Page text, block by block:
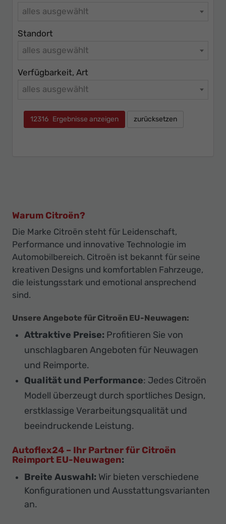
alles ausgewählt
Standort
alles ausgewählt
Verfügbarkeit, Art
alles ausgewählt
12316 Ergebnisse anzeigen zurücksetzen
Warum Citroën?
Die Marke Citroën steht für Leidenschaft,
Performance und innovative Technologie im
Automobilbereich. Citroën ist bekannt für seine
kreativen Designs und komfortablen Fahrzeuge,
die leistungsstark und emotional ansprechend
sind.
Unsere Angebote für Citroën EU-Neuwagen:
Attraktive Preise: Profitieren Sie von
unschlagbaren Angeboten für Neuwagen
und Reimporte.
Qualität und Performance: Jedes Citroën
Modell überzeugt durch sportliches Design,
erstklassige Verarbeitungsqualität und
beeindruckende Leistung.
Autoflex24 – Ihr Partner für Citroën
Reimport EU-Neuwagen:
Breite Auswahl: Wir bieten verschiedene
Konfigurationen und Ausstattungsvarianten
an.